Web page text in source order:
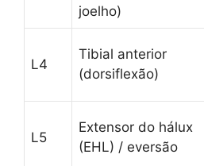
joelho)
L4
Tibial anterior
(dorsiflexão)
L5
Extensor do hálux
(EHL) / eversão